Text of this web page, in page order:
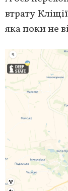
втрату
яка поки не